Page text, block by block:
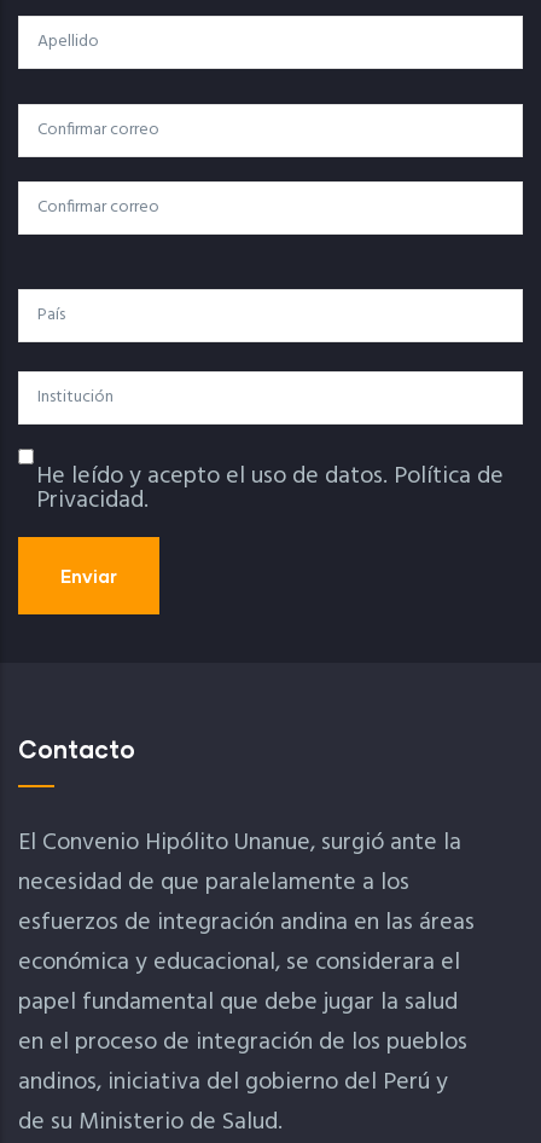
Apellido
Correo
Electrónico
Correo Electrónico
Confirmar Correo
País
Institución
Política De Privacidad
He leído y acepto el uso de datos. Política de
Privacidad.
Contacto
El Convenio Hipólito Unanue, surgió ante la
necesidad de que paralelamente a los
esfuerzos de integración andina en las áreas
económica y educacional, se considerara el
papel fundamental que debe jugar la salud
en el proceso de integración de los pueblos
andinos, iniciativa del gobierno del Perú y
de su Ministerio de Salud.